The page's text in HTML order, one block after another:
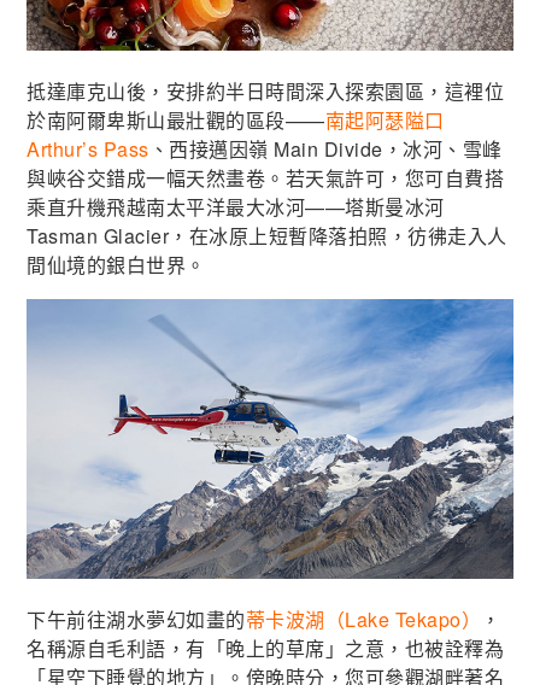
抵達庫克山後，安排約半日時間深入探索園區，這裡位
於南阿爾卑斯山最壯觀的區段——南起阿瑟隘口
Arthur’s Pass 、西接邁因嶺 Main Divide，冰河、雪峰
與峽谷交錯成一幅天然畫卷。若天氣許可，您可自費搭
乘直升機飛越南太平洋最大冰河——塔斯曼冰河
Tasman Glacier，在冰原上短暫降落拍照，彷彿走入人
間仙境的銀白世界。
下午前往湖水夢幻如畫的蒂卡波湖（Lake Tekapo）
，
名稱源自毛利語，有「晚上的草席」之意，也被詮釋為
「星空下睡覺的地方」。傍晚時分，您可參觀湖畔著名